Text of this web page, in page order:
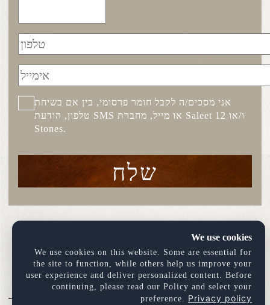
שלח
אני מסכים/ה לקבל חומר פרסומי, בין אם בשיחת
טלפון, הודעת SMS או מייל, מחברת Saleet ו/או 12
Stones.
יזמים: סלעית | דמרי ולרנרWe use cookies
We use cookies on this website. Some are essential for
the site to function, while others help us improve your
user experience and deliver personalized content. Before
continuing, please read our Policy and select your
preference. Privacy policy